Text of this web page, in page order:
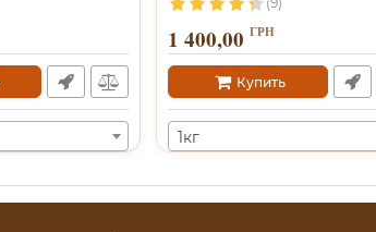
1 400,00 ГРН
Купить
1кг